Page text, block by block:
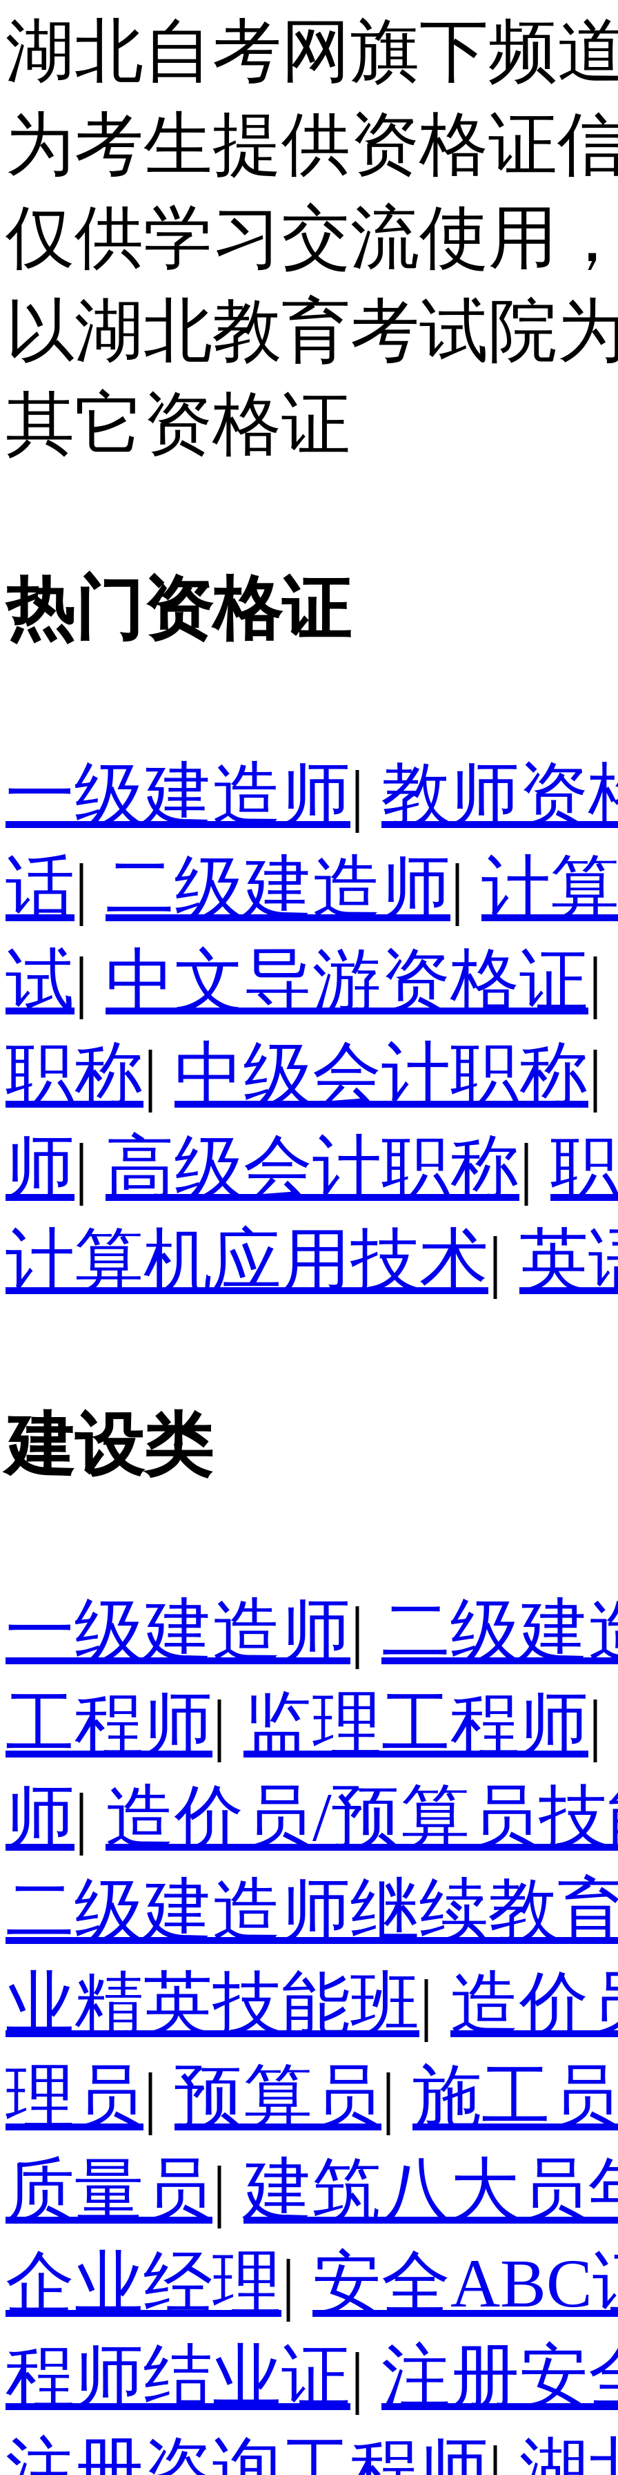
湖北自考网旗下频
为考生提供资格证
仅供学习交流使用
以湖北教育考试院
其它资格证
热门资格证
一级建造师| 教师资
话| 二级建造师| 计
试| 中文导游资格证|
职称| 中级会计职称|
师| 高级会计职称|
计算机应用技术| 英
建设类
一级建造师| 二级建
工程师| 监理工程师|
师| 造价员/预算员
二级建造师继续教
业精英技能班| 造价
理员| 预算员| 施工
质量员| 建筑八大员
企业经理| 安全ABC
程师结业证| 注册安